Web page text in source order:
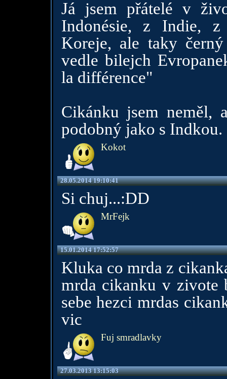
Já jsem přátelé v
Indonésie, z Indie,
Koreje, ale taky
vedle bilejch
la différence"
Cikánku jsem neměl,
podobný jako s
Kokot
28.05.2014 19:10:41
Si chuj...:DD
MrFejk
15.01.2014 17:52:57
Kluka co mrda z
mrda cikanku v
sebe hezci mrdas
vic
Fuj smradlavky
27.03.2013 13:15:03